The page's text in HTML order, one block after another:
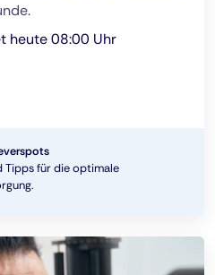
heute 08:00 Uhr
Tipps für die optimale